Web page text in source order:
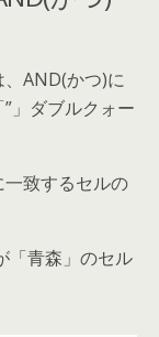
AND(かつ)に
」ダブルクォー
致するセルの
「青森」のセル